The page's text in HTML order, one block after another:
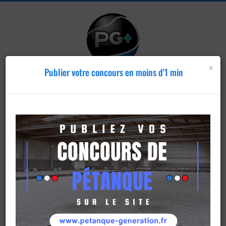
Publier un
concours
×
Publier votre concours en moins d'1 min